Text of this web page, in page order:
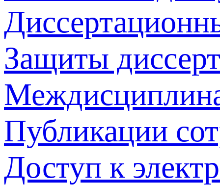
Защиты
Публикации
Доступ к